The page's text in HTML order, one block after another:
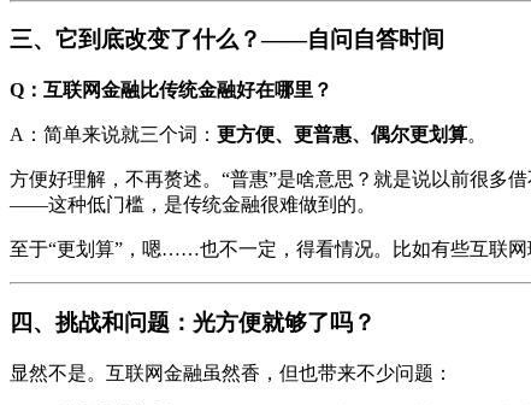
三、它到底改变了什么？——自问自答时间
Q：互联网金融比传统金融好在哪里？
A：简单来说就三个词： 更方便、更普惠、偶尔更划算。
方便好理解，不再赘述。“普惠”是啥意思？就是说以前很多
——这种低门槛，是传统金融很难做到的。
至于“更划算”，嗯……也不一定，得看情况。比如有些互联
四、挑战和问题：光方便就够了吗？
显然不是。互联网金融虽然香，但也带来不少问题：